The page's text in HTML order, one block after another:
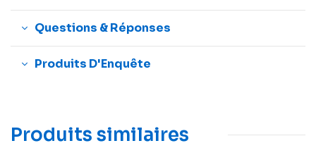
Questions & Réponses
Produits D'Enquête
Produits similaires